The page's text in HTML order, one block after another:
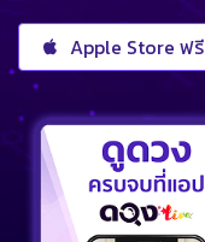
Apple Store ฟรี